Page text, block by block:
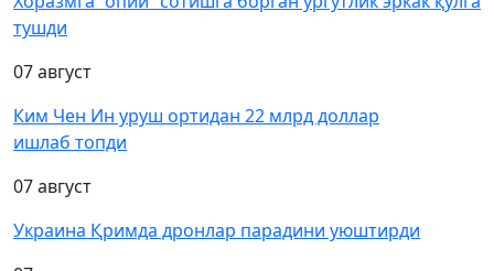
тушди
07 август
Ким Чен Ин уруш ортидан 22 млрд доллар
ишлаб топди
07 август
Украина Қримда дронлар парадини уюштирди